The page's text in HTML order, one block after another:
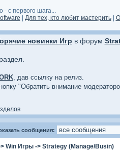
- с первого шага...
Для тех, кто любит мастерить|
новинки Игр в форум
, дав ссылку на релиз.
"Обратить внимание
сообщения:
Win Игры-> Strategy (Manage/Busin)